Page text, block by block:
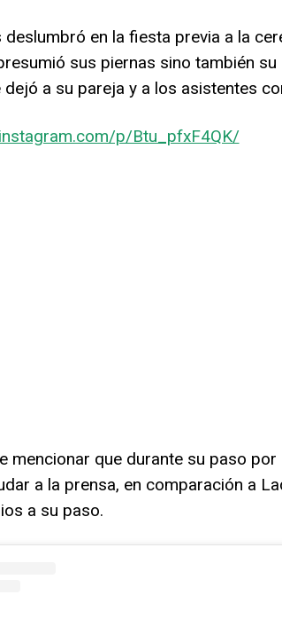
en la fiesta previa a la
sus piernas sino también
dejó a su pareja y a los asistentes
p/Btu_pfxF4QK/
mencionar que durante su paso
a la prensa, en comparación a
a su paso.